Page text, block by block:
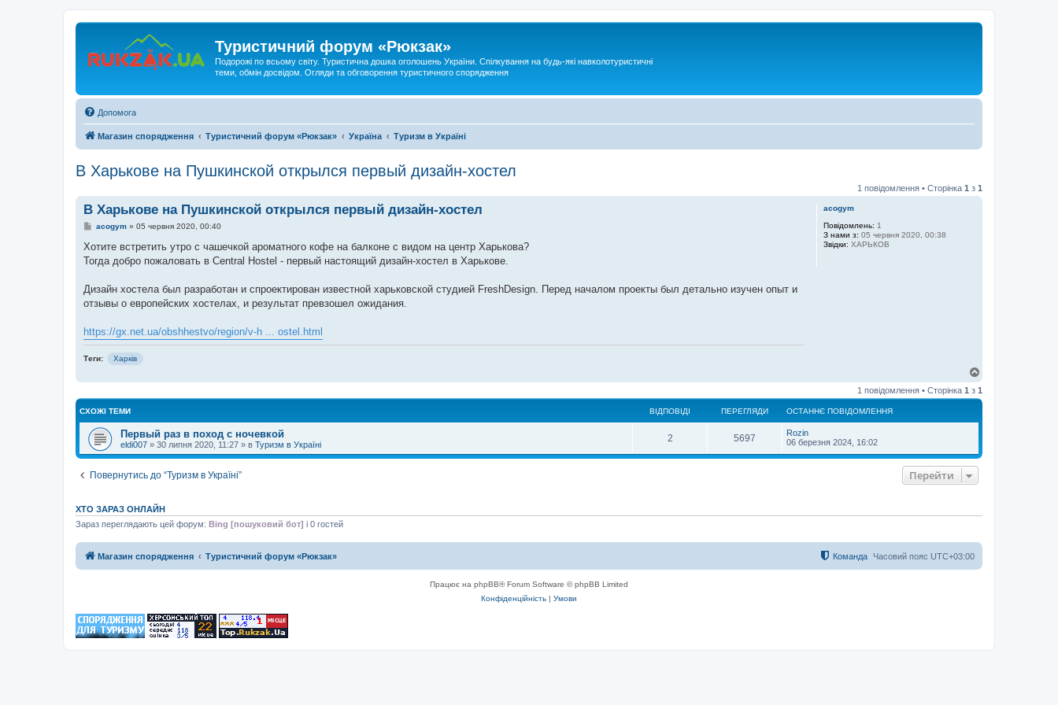
Туристичний форум «Рюкзак»
Подорожі по всьому світу. Туристична дошка оголошень України. Спілкування на будь-які навколотуристичні
теми, обмін досвідом. Огляди та обговорення туристичного спорядження
Допомога
Магазин спорядження Туристичний форум «Рюкзак» Україна Туризм в Україні
В Харькове на Пушкинской открылся первый дизайн-хостел
1 повідомлення • Сторінка 1 з 1
acogym
Повідомлень: 1
З нами з: 05 червня 2020, 00:38
Звідки: ХАРЬКОВ
В Харькове на Пушкинской открылся первый дизайн-хостел
П
в
д
л
е
я
acogym» 05 червня 2020, 00:40
Хотите встретить утро с чашечкой ароматного кофе на балконе с видом на центр Харькова?
Тогда добро пожаловать в Central Hostel - первый настоящий дизайн-хостел в Харькове.
Дизайн хостела был разработан и спроектирован известной харьковской студией FreshDesign. Перед началом проекты был детально изучен опыт и
отзывы о европейских хостелах, и результат превзошел ожидания.
https://gx.net.ua/obshhestvo/region/v-h ... ostel.html
Теги: Харків
г
о
1 повідомлення • Сторінка 1 з 1
СХОЖІ ТЕМИ ВІДПОВІДІ ПЕРЕГЛЯДИ ОСТАННЄ ПОВІДОМЛЕННЯ
Первый раз в поход с ночевкой
eldi007 » 30 липня 2020, 11:27 » в Туризм в Україні
2 5697
Rozin
06 березня 2024, 16:02
Повернутись до “Туризм в Україні” Перейти
ХТО ЗАРАЗ ОНЛАЙН
Зараз переглядають цей форум: Bing [пошуковий бот] і 0 гостей
Магазин спорядження Туристичний форум «Рюкзак» Часовий пояс UTC+03:00
Команда
Працює на phpBB® Forum Software © phpBB Limited
Конфіденційність | Умови